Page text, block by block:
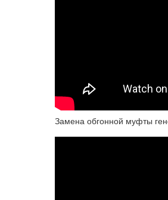
Замена обгонной муфты